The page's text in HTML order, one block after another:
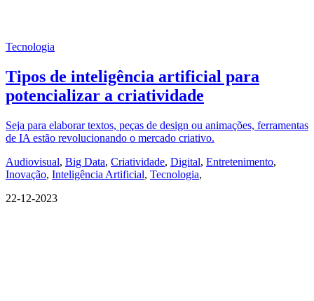
Tecnologia
Tipos de inteligência artificial para
potencializar a criatividade
Seja para elaborar textos, peças de design ou animações, ferramentas
de IA estão revolucionando o mercado criativo.
Audiovisual, Big Data, Criatividade, Digital, Entretenimento,
Inovação, Inteligência Artificial, Tecnologia,
22-12-2023